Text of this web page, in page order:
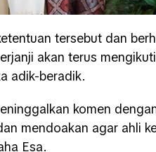
tersebut dan
akan terus
adik-beradik.
komen
mendoakan agar ahli
Esa.